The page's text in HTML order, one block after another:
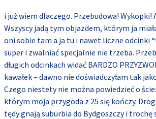
i już wiem dlaczego. Przebudowa!
Wszyscy jadą tym objazdem, którym ja
oni sobie tam a ja tu i nawet liczne odcinki
super i zwalniać specjalnie nie trzeba.
długich odcinkach widać BARDZO
kawałek – dawno nie doświadczyłam tak
Czego niestety nie można powiedzieć o
którym moja przygoda z 25 się kończy.
tędy gnają suburbia do Bydgoszczy i